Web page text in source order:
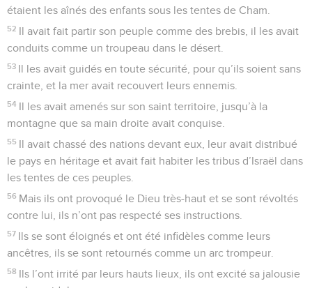
la nourriture à satiété.
Il a fait souffler dans le ciel le vent d’est, et il a amené par
sa puissance le vent du sud.
Il a fait pleuvoir sur eux la viande comme de la poussière,
et les oiseaux ailés comme le sable de la mer ;
il les a fait tomber au milieu de leur camp, tout autour de
Ils ont mangé et ont été pleinement rassasiés : Dieu leur a
donné ce qu’ils avaient désiré.
30
Mais ils n’avaient pas encore assouvi leur désir, ils avaient
encore la nourriture dans la bouche,
quand la colère de Dieu a éclaté contre eux : il a fait
mourir les plus vigoureux, il a abattu les jeunes hommes
d’Israël.
Malgré tout cela, ils ont continué à pécher et n’ont pas cru
à ses merveilles.